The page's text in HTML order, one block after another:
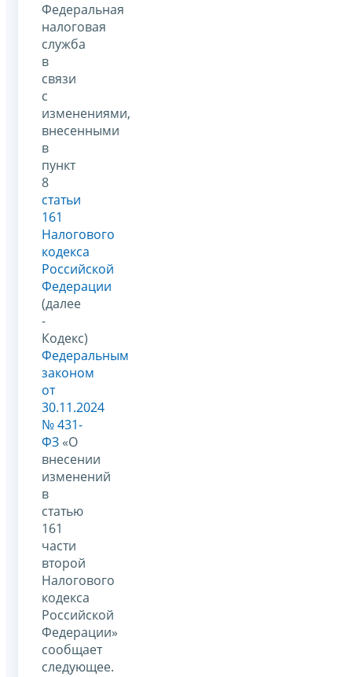
Федеральная
налоговая
служба
в
связи
с
изменениями,
внесенными
в
пункт
8
статьи
161
Налогового
кодекса
Российской
Федерации
(далее
-
Кодекс)
Федеральным
законом
от
30.11.2024
№ 431-
ФЗ «О
внесении
изменений
в
статью
161
части
второй
Налогового
кодекса
Российской
Федерации»
сообщает
следующее.